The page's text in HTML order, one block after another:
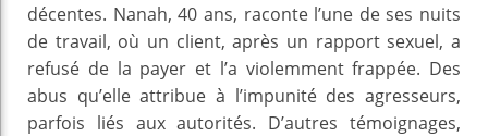
décentes. Nanah, 40 ans, raconte l’une de ses nuits
de travail, où un client, après un rapport sexuel, a
refusé de la payer et l’a violemment frappée. Des
abus qu’elle attribue à l’impunité des agresseurs,
parfois liés aux autorités. D’autres témoignages,